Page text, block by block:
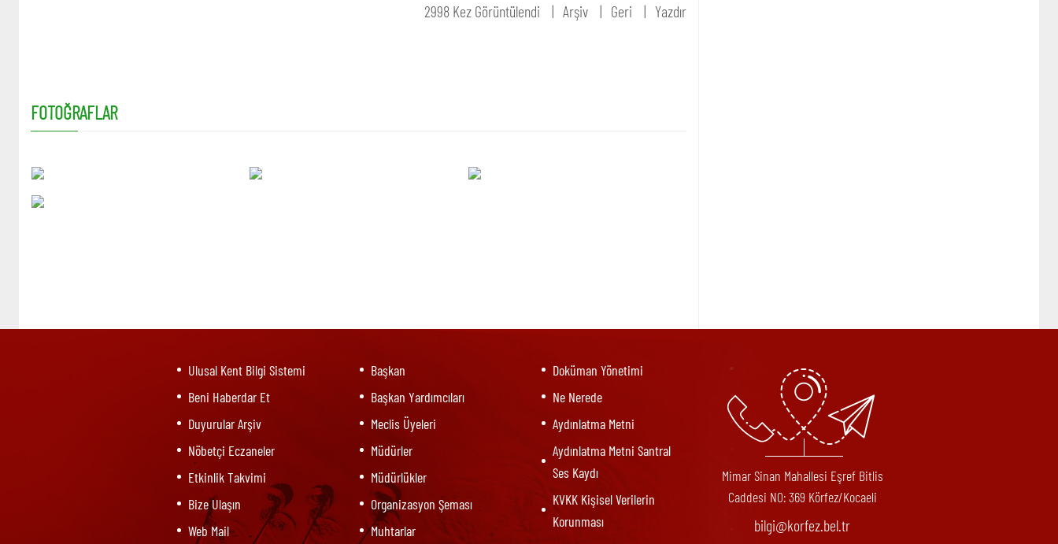
2998 Kez Görüntülendi Arşiv Geri Yazdır
FOTOĞRAFLAR
Ulusal Kent Bilgi Sistemi
Beni Haberdar Et
Duyurular Arşiv
Nöbetçi Eczaneler
Etkinlik Takvimi
Bize Ulaşın
Web Mail
Başkan
Başkan Yardımcıları
Meclis Üyeleri
Müdürler
Müdürlükler
Organizasyon Şeması
Muhtarlar
Doküman Yönetimi
Ne Nerede
Aydınlatma Metni
Aydınlatma Metni Santral
Ses Kaydı
KVKK Kişisel Verilerin
Korunması
Mimar Sinan Mahallesi Eşref Bitlis
Caddesi N0: 369 Körfez/Kocaeli
bilgi@korfez.bel.tr